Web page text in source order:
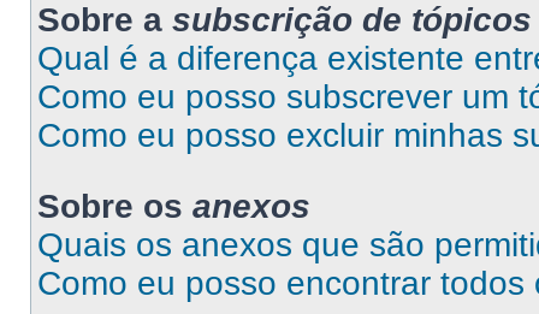
Sobre a subscrição de tópicos
Qual é a diferença existente
Como eu posso subscrever um
Como eu posso excluir minhas
Sobre os anexos
Quais os anexos que são
Como eu posso encontrar todos